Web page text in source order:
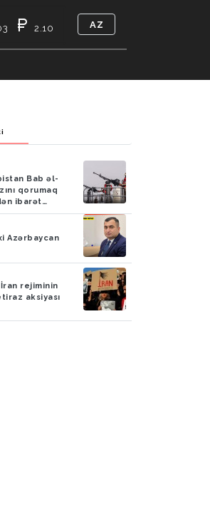
2.10 AZ
Bab əl-
qorumaq
ibarət
yaradıb
Azərbaycan
rejiminin
aksiyası